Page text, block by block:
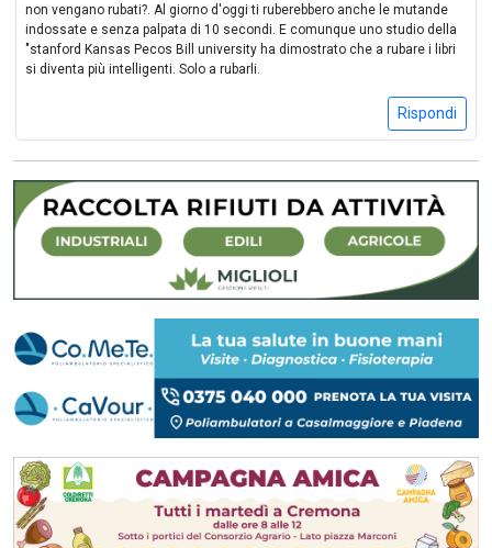
non vengano rubati?. Al giorno d'oggi ti ruberebbero anche le mutande
indossate e senza palpata di 10 secondi. E comunque uno studio della
"stanford Kansas Pecos Bill university ha dimostrato che a rubare i libri
si diventa più intelligenti. Solo a rubarli.
Rispondi